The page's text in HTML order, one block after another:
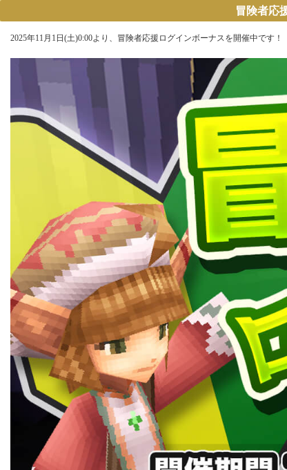
冒険者応
2025年11月1日(土)0:00より、冒険者応援ログインボーナスを開催中です！